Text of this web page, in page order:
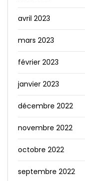
avril 2023
mars 2023
février 2023
janvier 2023
décembre 2022
novembre 2022
octobre 2022
septembre 2022